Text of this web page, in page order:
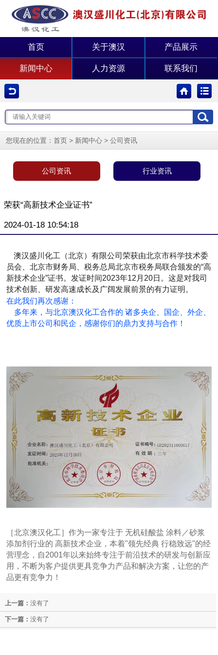
首页 关于澳汉 产品展示
新闻中心 人力资源 联系我们
您现在的位置： 首页 > 新闻中心 > 公司资讯
公司资讯 行业资讯
荣获“高新技术企业证书”
2024-01-18 10:54:18
澳汉盛川化工（北京）有限公司荣获由北京市科学技术委
员会、北京市财务局、税务总局北京市税务局联合颁发的“高
新技术企业”证书。发证时间2023年12 月 20日。这是对我司
技术创新、研发高速成长及广阔发展前景的有力证明。
在此我们再次感谢：
多年来，与北京澳汉化工合作的 诸多央企、国企、外企、
优质上市公司和民企，感谢你们的鼎力支持与合作！
［北京澳汉化工］作为一家专注于 无机硅酸盐 涂料／砂浆
添加剂行业的 高新技术企业，本着"领先经典 行稳致远"的经
营理念，自2001年以来始终专注于前沿技术的研发与创新应
用，不断为客户提供更具竞争力产品和解决方案，让您的产
品更有竞争力！
上一篇： 没有了
下一篇： 没有了